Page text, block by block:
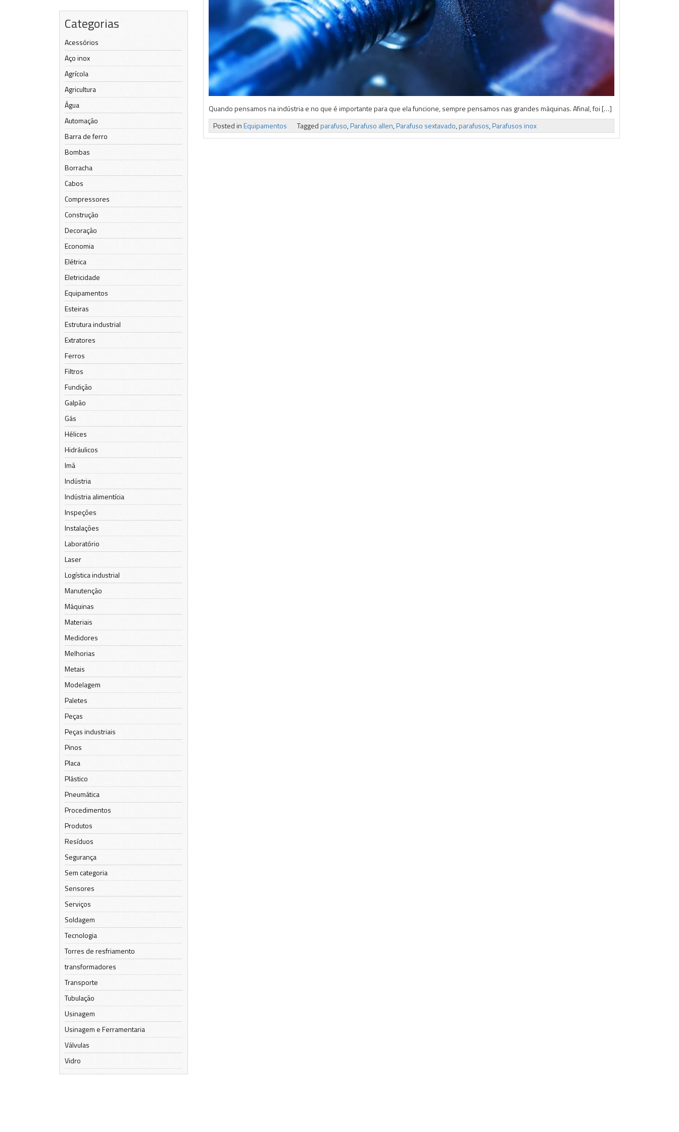
Categorias
Acessórios
Aço inox
Agrícola
Agricultura
Água
Automação
Barra de ferro
Bombas
Borracha
Cabos
Compressores
Construção
Decoração
Economia
Elétrica
Eletricidade
Equipamentos
Esteiras
Estrutura industrial
Extratores
Ferros
Filtros
Fundição
Galpão
Gás
Hélices
Hidráulicos
Imã
Indústria
Indústria alimentícia
Inspeções
Instalações
Laboratório
Laser
Logística industrial
Manutenção
Máquinas
Materiais
Medidores
Melhorias
Metais
Modelagem
Paletes
Peças
Peças industriais
Pinos
Placa
Plástico
Pneumática
Procedimentos
Produtos
Resíduos
Segurança
Sem categoria
Sensores
Serviços
Soldagem
Tecnologia
Torres de resfriamento
transformadores
Transporte
Tubulação
Usinagem
Usinagem e Ferramentaria
Válvulas
Vidro
Quando pensamos na indústria e no que é importante para que ela funcione, sempre pensamos nas grandes máquinas. Afinal, foi […]
Posted inEquipamentos Taggedparafuso,Parafuso allen,Parafuso sextavado,parafusos,Parafusos inox